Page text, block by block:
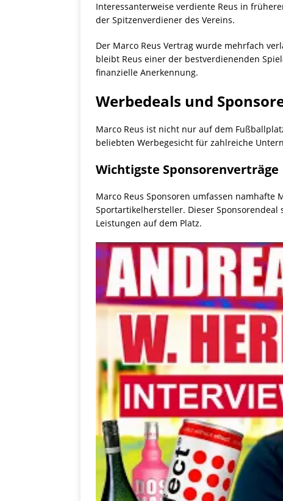
Interessanterweise verdiente Reus in
der Spitzenverdiener des Vereins.
Der Marco Reus Vertrag wurde mehrfach
bleibt Reus einer der bestverdienenden
finanzielle Anerkennung.
Werbedeals und
Marco Reus ist nicht nur auf dem
beliebten Werbegesicht für zahlreiche
Wichtigste Sponsorenverträge
Marco Reus Sponsoren umfassen
Sportartikelhersteller. Dieser
Leistungen auf dem Platz.